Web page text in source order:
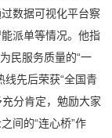
数据可视化平台察
派单等情况。他指
民服务质量的“一
线先后荣获“全国青
分肯定，勉励大家
间的“连心桥”作